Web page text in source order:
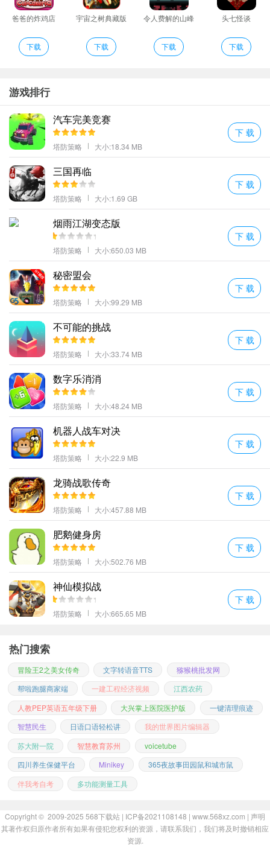
Bull Race点评
受伤掉血就只能等复活冷却？躲进掩体边跳舞边回血给敌人们一个
华丽反攻吧！
游戏采用闯关玩法超多丰富关卡任由玩家选择战斗。
掉。
多种武器组合让玩家感受不一样的战斗方式让玩家感受全新的体验
大量的武器组合解锁新的玩法。
***快节奏的多人动作：在大型的名玩家的战场上和您的队友并肩作
战使用各种标志性武器
BulletBoy安卓版火爆上线了这是一款非常好玩的跑酷
的炮弹把自己发射出去更多的关卡令人赞叹的全新区域感兴趣的朋
友千万不要错过。
更多好玩的手游，请持续关注568下载站
爸爸的炸鸡店
下载
宇宙之树典藏版
下载
令人费解的山峰
下载
头七怪谈
下载
游戏排行
汽车完美竞赛
塔防策略 大小:18.34 MB
下 载
三国再临
塔防策略 大小:1.69 GB
下 载
烟雨江湖变态版
塔防策略 大小:650.03 MB
下 载
秘密盟会
塔防策略 大小:99.29 MB
下 载
不可能的挑战
塔防策略 大小:33.74 MB
下 载
数字乐消消
塔防策略 大小:48.24 MB
下 载
机器人战车对决
塔防策略 大小:22.9 MB
下 载
龙骑战歌传奇
塔防策略 大小:457.88 MB
下 载
肥鹅健身房
塔防策略 大小:502.76 MB
下 载
神仙模拟战
塔防策略 大小:665.65 MB
下 载
热门搜索
冒险王2之美女传奇 文字转语音TTS
猕猴桃批发网
帮啦跑腿商家端
一建工程经济视频
江西农药
人教PEP英语五年级下册
大兴掌上医院医护版
一键清理痕迹
智慧民生
日语口语轻松讲
我的世界图片编辑器
苏大附一院
智慧教育苏州
voicetube
四川养生保健平台
Minikey
365夜故事田园鼠和城市鼠
伴我考自考
多功能测量工具
Copyright © 2009-2025 568下载站 | ICP备2021108148 | www.568xz.com | 声明
其著作权归原作者所有如果有侵犯您权利的资源，请联系我们，我们将及时撤销相应
资源.